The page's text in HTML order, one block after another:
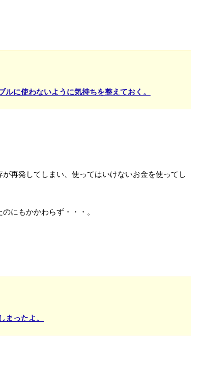
に使わないように気持ちを整えておく。
再発してしまい、使ってはいけないお金を使ってし
にもかかわらず・・・。
ったよ。